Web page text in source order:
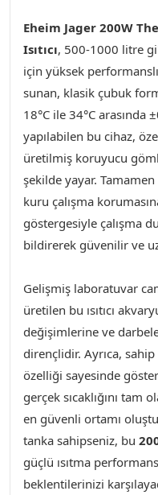
Eheim Jager 200W
Isıtıcı, 500-1000 litre
için yüksek
sunan, klasik çubuk
18°C ile 34°C arasında
yapılabilen bu cihaz,
üretilmiş koruyucu
şekilde yayar.
kuru çalışma
göstergesiyle çalışma
bildirerek güvenilir ve
Gelişmiş laboratuvar
üretilen bu ısıtıcı
değişimlerine ve
dirençlidir. Ayrıca,
özelliği sayesinde
gerçek sıcaklığını tam
en güvenli ortamı
tanka sahipseniz, bu
güçlü ısıtma
beklentilerinizi